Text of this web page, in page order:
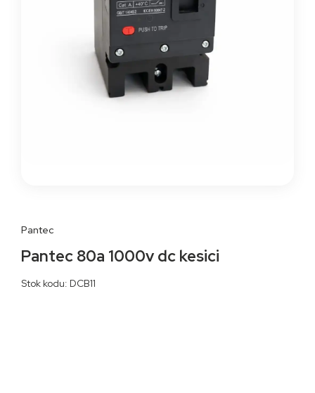
Pantec
Pantec 80a 1000v dc kesici
Stok kodu: DCB11